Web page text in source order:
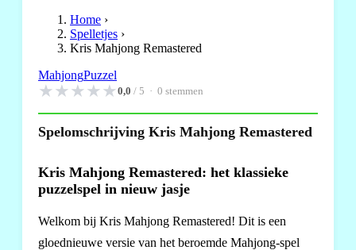
Home ›
Spelletjes ›
Kris Mahjong Remastered
MahjongPuzzel
★★★★★0,0 / 5 · 0 stemmen
Spelomschrijving Kris Mahjong Remastered
Kris Mahjong Remastered: het klassieke
puzzelspel in nieuw jasje
Welkom bij Kris Mahjong Remastered! Dit is een
gloednieuwe versie van het beroemde Mahjong-spel